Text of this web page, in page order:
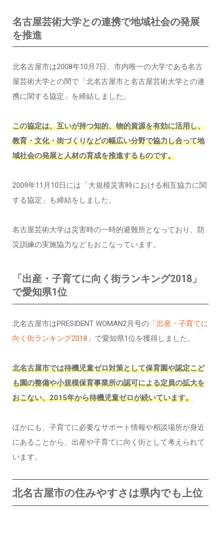
名古屋芸術大学との連携で地域社会の発展
を推進
北名古屋市は2008年10月7日、市内唯一の大学である名古
屋芸術大学との間で「北名古屋市と名古屋芸術大学との連
携に関する協定」を締結しました。
この協定は、互いが持つ知的、物的資源を有効に活用し、
教育・文化・街づくりなどの幅広い分野で協力し合って地
域社会の発展と人材の育成を推進するものです。
2009年11月10日には「大規模災害時における相互協力に関
する協定」も締結をしました。
名古屋芸術大学は災害時の一時的避難所となっており、防
災訓練の実施協力などもおこなっています。
「出産・子育てに向く街ランキング2018」
で愛知県1位
北名古屋市はPRESIDENT WOMAN2月号の「出産・子育てに
向く街ランキング2018 」で愛知県1位を獲得しました。
北名古屋市では待機児童ゼロ対策として保育園や認定こど
も園の整備や小規模保育事業所の認可による定員の拡大を
おこない、2015年から待機児童ゼロが続いています。
ほかにも、子育てに必要なサポート情報や相談場所が身近
にあることから、出産や子育てに向く街として考えられて
います。
北名古屋市の住みやすさは県内でも上位